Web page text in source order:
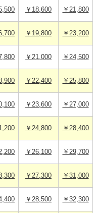
￥18,600 ￥21,800
￥19,800 ￥23,200
￥21,000 ￥24,500
￥22,400 ￥25,800
￥23,600 ￥27,000
￥24,800 ￥28,400
￥26,100 ￥29,700
￥27,300 ￥31,000
￥28,500 ￥32,300